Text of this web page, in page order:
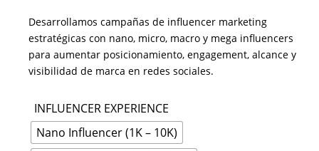
$350.00
hasta
$6,500.00
Desarrollamos campañas de influencer marketing
estratégicas con nano, micro, macro y mega influencers
para aumentar posicionamiento, engagement, alcance y
visibilidad de marca en redes sociales.
INFLUENCER EXPERIENCE
Nano Influencer (1K – 10K)